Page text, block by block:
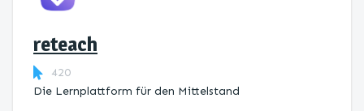
reteach
420
Die Lernplattform ​für den Mittelstand